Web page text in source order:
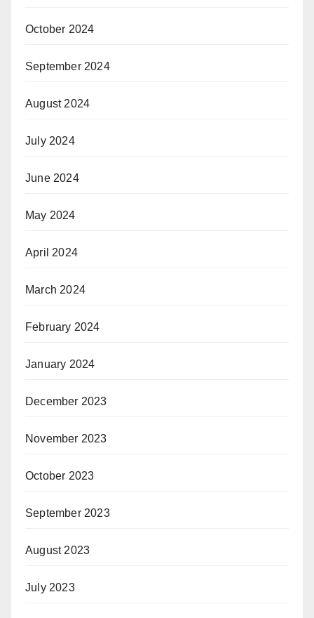
October 2024
September 2024
August 2024
July 2024
June 2024
May 2024
April 2024
March 2024
February 2024
January 2024
December 2023
November 2023
October 2023
September 2023
August 2023
July 2023